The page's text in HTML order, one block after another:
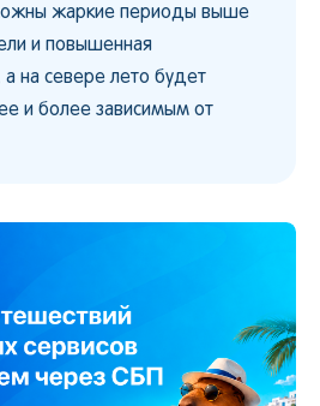
жаркие периоды выше
и повышенная
на севере лето будет
и более зависимым от